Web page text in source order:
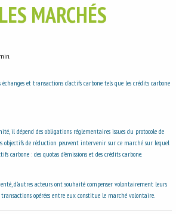
MARCHÉS
et transactions d’actifs carbone tels que les crédits carbone
il dépend des obligations réglementaires issues du protocole de
objectifs de réduction peuvent intervenir sur ce marché sur lequel
carbone : des quotas d’émissions et des crédits carbone.
d’autres acteurs ont souhaité compenser volontairement leurs
transactions opérées entre eux constitue le marché volontaire.